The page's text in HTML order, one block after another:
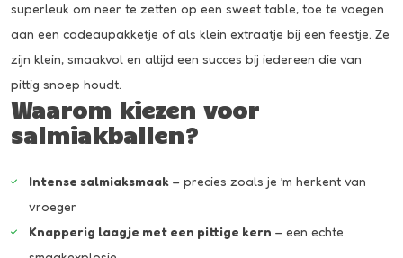
superleuk om neer te zetten op een sweet table, toe te voegen
aan een cadeaupakketje of als klein extraatje bij een feestje. Ze
zijn klein, smaakvol en altijd een succes bij iedereen die van
pittig snoep houdt.
Waarom kiezen voor
salmiakballen?
Intense salmiaksmaak – precies zoals je ’m herkent van
vroeger
Knapperig laagje met een pittige kern – een echte